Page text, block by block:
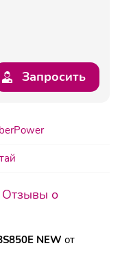
Запросить
Отзывы о
NEW от